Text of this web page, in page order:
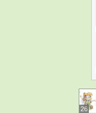
26